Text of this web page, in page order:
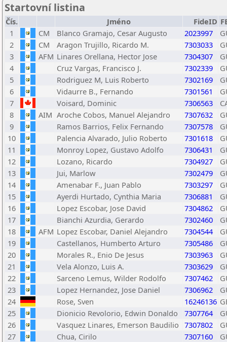
Startovní listina
Čís. Jméno FideID
1
CM Blanco Gramajo, Cesar Augusto 2023997
2
CM Aragon Trujillo, Ricardo M. 7303033
3
AFM Linares Orellana, Hector Jose 7304307
4
Cruz Vargas, Francisco J. 7302339
5
Rodriguez M, Luis Roberto 7302169
6
Vidaurre B., Fernando 7301561
7
Voisard, Dominic 7306563
8
AIM Aroche Cobos, Manuel Alejandro 7307632
9
Ramos Barrios, Felix Fernando 7307578
10
Palencia Alvarado, Julio Roberto 7301618
11
Monroy Lopez, Gustavo Adolfo 7306431
12
Lozano, Ricardo 7304927
13
Jui, Marlow 7302479
14
Amenabar F., Juan Pablo 7303297
15
Ayerdi Hurtado, Cynthia Maria 7306881
16
Lopez Escobar, Jose David 7304862
17
Bianchi Azurdia, Gerardo 7302460
18
AFM Lopez Escobar, Daniel Alejandro 7304544
19
Castellanos, Humberto Arturo 7305486
20
Morales R., Enio De Jesus 7303963
21
Vela Alonzo, Luis A. 7303629
22
Sarceno Lemus, Wilder Rodolfo 7307462
23
Lopez Hernandez, Jose Daniel 7306962
24
Rose, Sven 16246136
25
Dionicio Revolorio, Edwin Donaldo 7307764
26
Vasquez Linares, Emerson Baudilio 7307802
27
Chua, Cirilo 7307160